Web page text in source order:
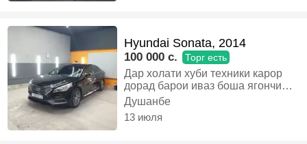
берун бо калид завадит мешавад
Кондиционер ях Харидори аник
бошад муомилаи хуб дорад,
Бензин, Механика, Седан
Hyundai Sonata, 2014
100 000 c. Торг есть
Дар холати хуби техники карор
дорад барои иваз боша ягончи
пешниход кнен, Бензин, Автомат,
Седан
Душанбе
13 июля